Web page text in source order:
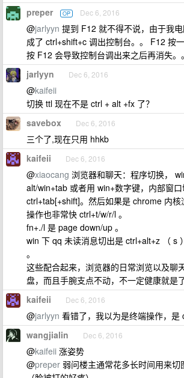
preper OP Dec 6, 2016
@jarlyyn 提到 F12 就不得不说，由于我
成了 ctrl+shift+c 调出控制台。。 F12 按
按 F12 会导致控制台调出来之后再消失。。
jarlyyn Dec 6, 2016
@kaifeii
切换 ttl 现在不是 ctrl + alt +fx 了？
savebox Dec 6, 2016
三个了,现在只用 hhkb
kaifeii Dec 6, 2016
@xiaocang 浏览器和聊天：程序切换，
alt/win+tab 或者用 win+数字键，内部窗
ctrl+tab[+shift]。然后如果是 chrome 内
操作也非常快 ctrl+t/w/r/l 。
fn+./l 是 page down/up 。
win 下 qq 未读消息切出是 ctrl+alt+z （ s
。
这些配合起来，浏览器的日常浏览以及聊
盘，而且手腕支点不动，不一定健康就是了
kaifeii Dec 6, 2016
@jarlyyn 看错了，我以为是终端操作，是
wangjialin Dec 6, 2016
@kaifeii 涨姿势
@preper 弱问楼主通常花多长时间用来切